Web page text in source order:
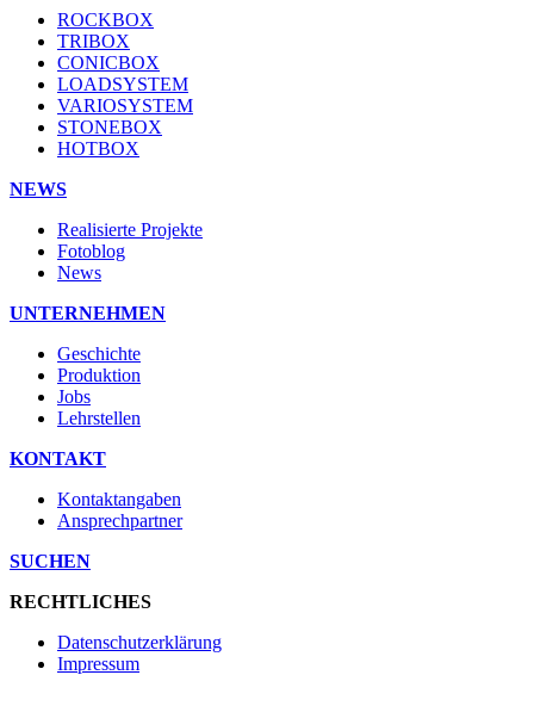
ROCKBOX
TRIBOX
CONICBOX
LOADSYSTEM
VARIOSYSTEM
STONEBOX
HOTBOX
NEWS
Realisierte Projekte
Fotoblog
News
UNTERNEHMEN
Geschichte
Produktion
Jobs
Lehrstellen
KONTAKT
Kontaktangaben
Ansprechpartner
SUCHEN
RECHTLICHES
Datenschutzerklärung
Impressum